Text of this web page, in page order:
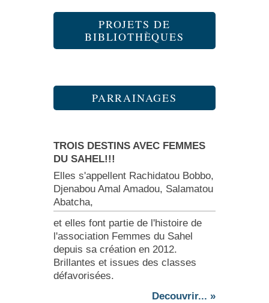
PROJETS DE
BIBLIOTHÈQUES
PARRAINAGES
TROIS DESTINS AVEC FEMMES
DU SAHEL!!!
Elles s'appellent Rachidatou Bobbo,
Djenabou Amal Amadou, Salamatou
Abatcha,
et elles font partie de l'histoire de
l'association Femmes du Sahel
depuis sa création en 2012.
Brillantes et issues des classes
défavorisées.
Decouvrir... »